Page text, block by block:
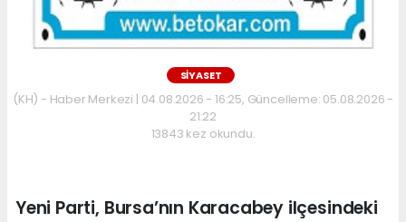
SİYASET
(KH) - Haber Merkezi | 04.08.2026 - 16:25, Güncelleme: 05.08.2026 -
21:22
13843 kez okundu.
Yeni Parti, Bursa’nın Karacabey ilçesindeki